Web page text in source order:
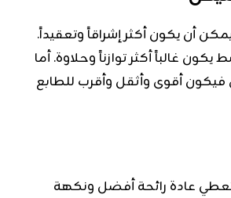
أن يكون أكثر إشراقاً وتعقيداً.
غالباً أكثر توازناً وحلاوة. أما
أقوى وأثقل وأقرب للطابع
عادة رائحة أفضل ونكهة